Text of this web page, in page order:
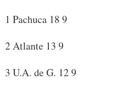
1 Pachuca 18 9
2 Atlante 13 9
3 U.A. de G. 12 9